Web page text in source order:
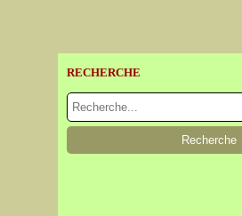
RECHERCHE